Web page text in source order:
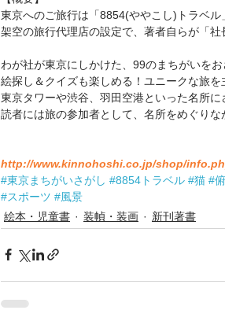
東京へのご旅行は「8854(ややこし)トラベル
架空の旅行代理店の設定で、著者自らが「社
わが社が東京にしかけた、99のまちがいをお
絵探し＆クイズも楽しめる！ユニークな旅を
東京タワーや渋谷、羽田空港といった名所に
読者には旅の参加者として、名所をめぐり
http://www.kinnohoshi.co.jp/shop/
#東京まちがいさがし #8854トラベル #猫 #
#スポーツ #風景
絵本・児童書
装幀・装画 新刊著書